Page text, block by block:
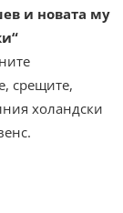
и новата му
срещите,
холандски